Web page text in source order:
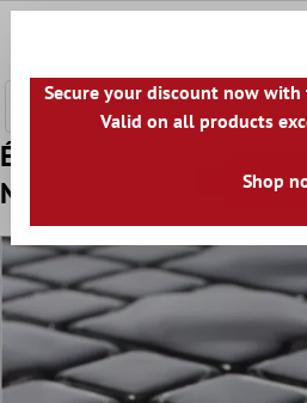
Échantillon Mosaïque
Noir Gris 3D
Secure your discount now with
Valid on all products
Shop